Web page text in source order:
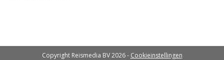
Copyright Reismedia BV 2026 - Cookieinstellingen